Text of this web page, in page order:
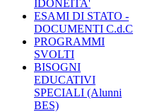
IDONEITA'
ESAMI DI STATO -
DOCUMENTI C.d.C
PROGRAMMI
SVOLTI
BISOGNI
EDUCATIVI
SPECIALI (Alunni
BES)